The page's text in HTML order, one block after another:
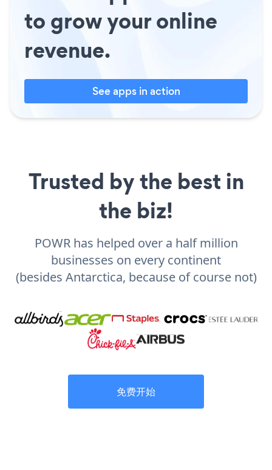
to grow your online
revenue.
See apps in action
Trusted by the best in
the biz!
POWR has helped over a half million
businesses on every continent
(besides Antarctica, because of course not)
免费开始